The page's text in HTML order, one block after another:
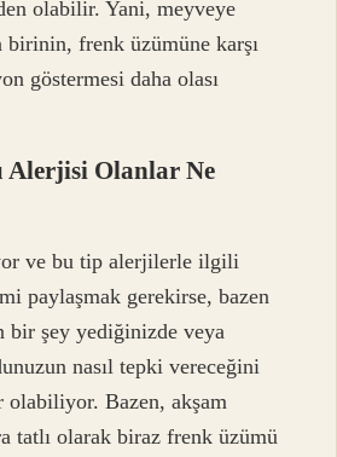
olabilir. Yani, meyveye
birinin, frenk üzümüne karşı
göstermesi daha olası
Alerjisi Olanlar Ne
ve bu tip alerjilerle ilgili
paylaşmak gerekirse, bazen
bir şey yediğinizde veya
nasıl tepki vereceğini
olabiliyor. Bazen, akşam
tatlı olarak biraz frenk üzümü